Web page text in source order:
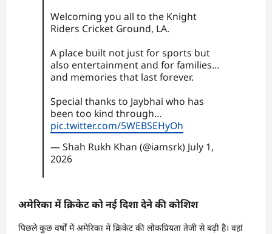
Welcoming you all to the Knight
Riders Cricket Ground, LA.
A place built not just for sports but
also entertainment and for families…
and memories that last forever.
Special thanks to Jaybhai who has
been too kind through…
pic.twitter.com/5WEBSEHyOh
— Shah Rukh Khan (@iamsrk) July 1,
2026
अमेरिका में क्रिकेट को नई दिशा देने की कोशिश
पिछले कुछ वर्षों में अमेरिका में क्रिकेट की लोकप्रियता तेजी से बढ़ी है। वहां